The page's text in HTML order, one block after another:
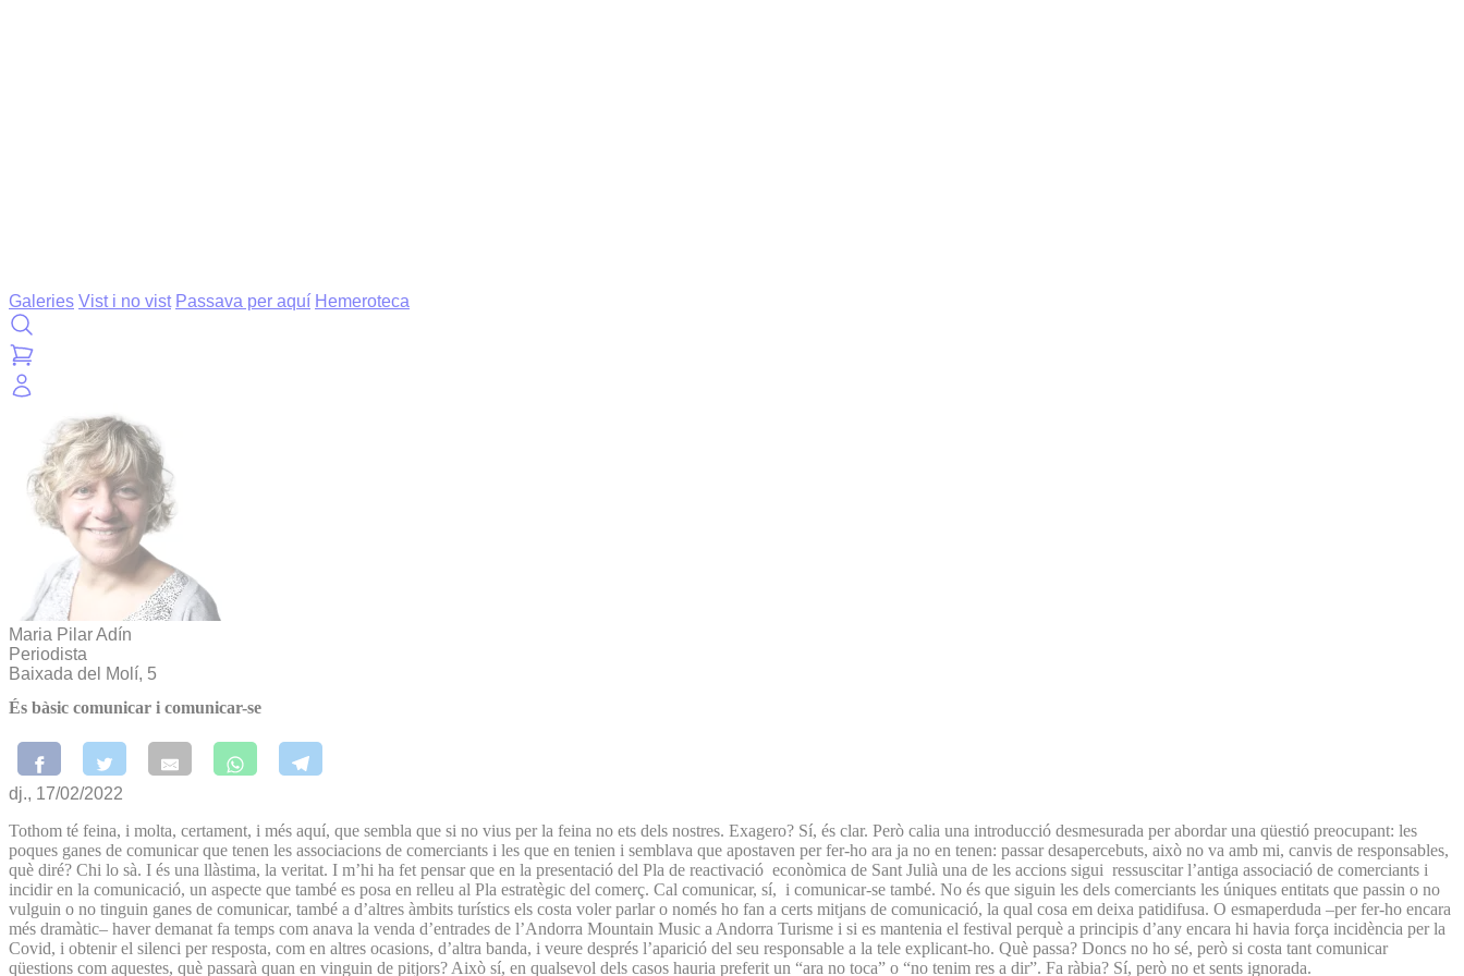
Galeries Vist i no vist Passava per aquí Hemeroteca
Maria Pilar Adín
Periodista
Baixada del Molí, 5
És bàsic comunicar i comunicar-se
dj., 17/02/2022
Tothom té feina, i molta, certament, i més aquí, que sembla que si no vius per la feina no ets dels nostres. Exagero? Sí, és clar. Però calia una introducció desmesurada per abordar una qüestió preocupant: les
poques ganes de comunicar que tenen les associacions de comerciants i les que en tenien i semblava que apostaven per fer-ho ara ja no en tenen: passar desapercebuts, això no va amb mi, canvis de responsables,
què diré? Chi lo sà. I és una llàstima, la veritat. I m’hi ha fet pensar que en la presentació del Pla de reactivació econòmica de Sant Julià una de les accions sigui ressuscitar l’antiga associació de comerciants i
incidir en la comunicació, un aspecte que també es posa en relleu al Pla estratègic del comerç. Cal comunicar, sí, i comunicar-se també. No és que siguin les dels comerciants les úniques entitats que passin o no
vulguin o no tinguin ganes de comunicar, també a d’altres àmbits turístics els costa voler parlar o només ho fan a certs mitjans de comunicació, la qual cosa em deixa patidifusa. O esmaperduda –per fer-ho encara
més dramàtic– haver demanat fa temps com anava la venda d’entrades de l’Andorra Mountain Music a Andorra Turisme i si es mantenia el festival perquè a principis d’any encara hi havia força incidència per la
Covid, i obtenir el silenci per resposta, com en altres ocasions, d’altra banda, i veure després l’aparició del seu responsable a la tele explicant-ho. Què passa? Doncs no ho sé, però si costa tant comunicar
qüestions com aquestes, què passarà quan en vinguin de pitjors? Això sí, en qualsevol dels casos hauria preferit un “ara no toca” o “no tenim res a dir”. Fa ràbia? Sí, però no et sents ignorada.